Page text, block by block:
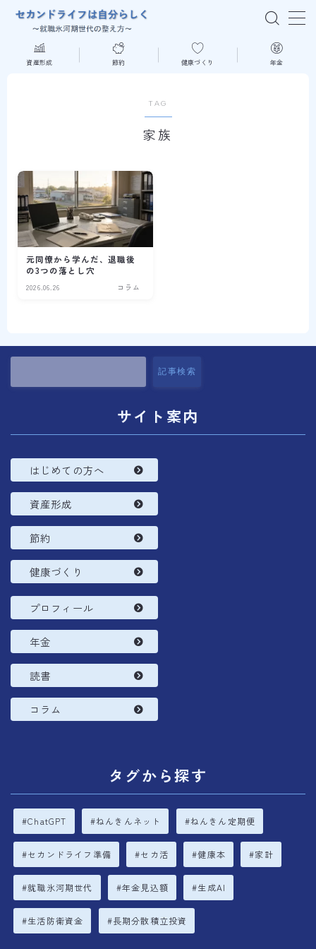
MENU
節約
健康づくり
年金
読書
資産形成 節約 健康づくり 年金
TAG
家族
元同僚から学んだ、退職後
の3つの落とし穴
2026.06.26 コラム
記事検索
サイト案内
はじめての方へ
資産形成
節約
健康づくり
プロフィール
年金
読書
コラム
タグから探す
ChatGPT ねんきんネット ねんきん定期便
セカンドライフ準備 セカ活 健康本 家計
就職氷河期世代 年金見込額 生成AI
生活防衛資金 長期分散積立投資